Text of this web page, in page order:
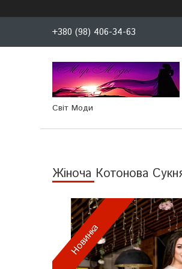
+380 (98) 406-34-63
Світ Моди
Жіноча Котонова
Новинка